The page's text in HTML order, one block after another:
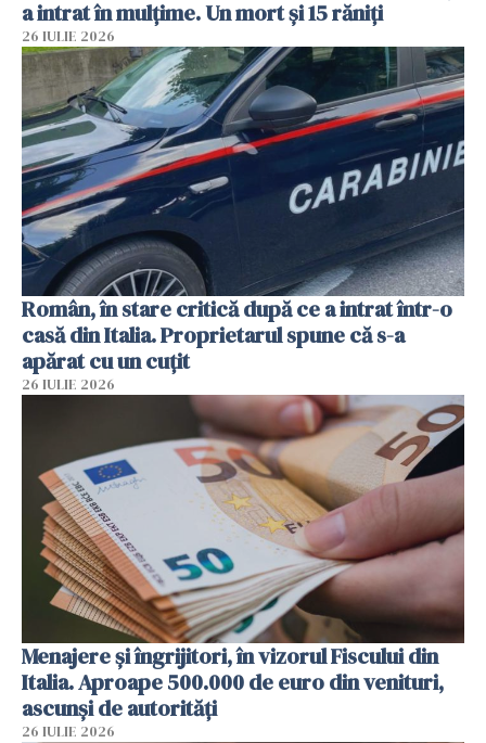
a intrat în mulțime. Un mort și 15 răniți
26 IULIE 2026
Român, în stare critică după ce a intrat într-o
casă din Italia. Proprietarul spune că s-a
apărat cu un cuțit
26 IULIE 2026
Menajere și îngrijitori, în vizorul Fiscului din
Italia. Aproape 500.000 de euro din venituri,
ascunși de autorități
26 IULIE 2026